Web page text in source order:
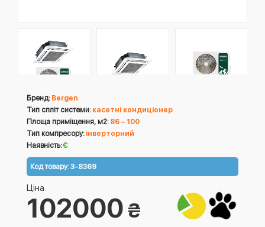
Бренд: Bergen
Тип спліт системи: касетні кондиціонер
Площа приміщення, м2: 86 – 100
Тип компресору: інверторний
Наявність:Є
Код товару:3-8369
Ціна
102000 ₴